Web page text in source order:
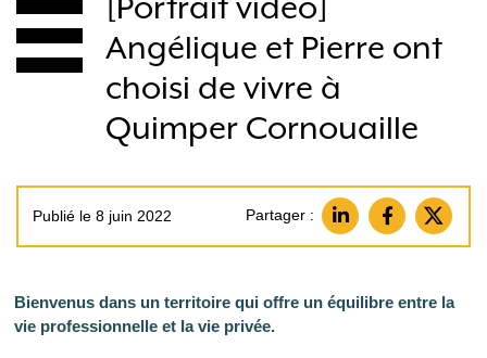
[Portrait vidéo]
Angélique et Pierre ont
choisi de vivre à
Quimper Cornouaille
Publié le 8 juin 2022 Partager :
Bienvenus dans un territoire qui offre un équilibre entre la
vie professionnelle et la vie privée.